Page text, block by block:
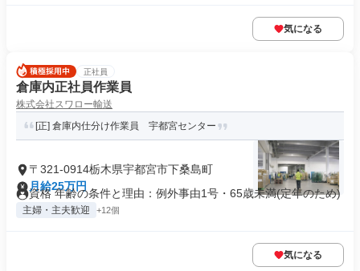
気になる
正社員
倉庫内正社員作業員
株式会社スワロー輸送
[正] 倉庫内仕分け作業員 宇都宮センター
〒321-0914栃木県宇都宮市下桑島町
月給25万円
資格 年齢の条件と理由：例外事由1号・65歳未満(定年のため)
主婦・主夫歓迎 +12個
気になる